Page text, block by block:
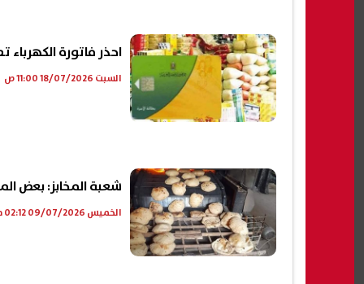
احذر فاتورة
السبت 18/07/2026 11:00 ص
شعبة المخابز: بعض
الخميس 09/07/2026 02:12 م